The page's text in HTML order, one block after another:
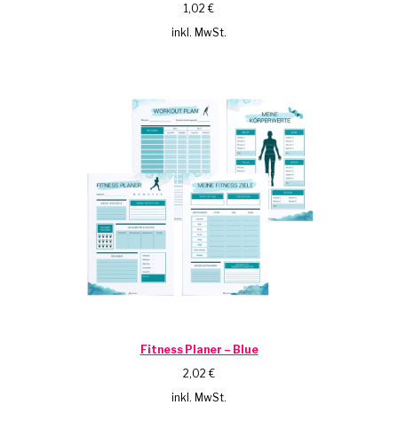
1,02 €
inkl. MwSt.
Fitness Planer – Blue
2,02 €
inkl. MwSt.